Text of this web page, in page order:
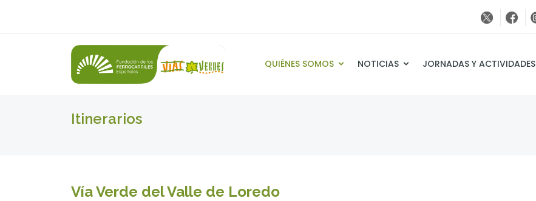
QUIÉNES SOMOS NOTICIAS JORNADAS Y ACTIVIDADES
Itinerarios
Vía Verde del Valle de Loredo